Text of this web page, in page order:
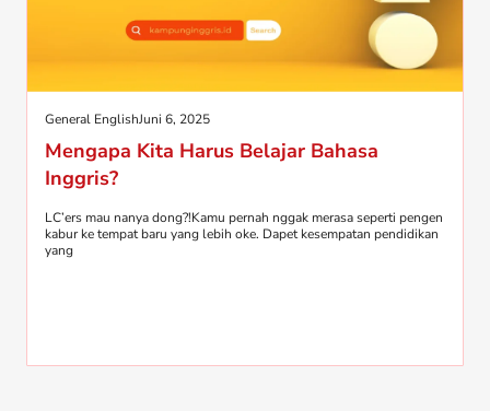
General EnglishJuni 6, 2025
Mengapa Kita Harus Belajar Bahasa
Inggris?
LC’ers mau nanya dong?!Kamu pernah nggak merasa seperti pengen
kabur ke tempat baru yang lebih oke. Dapet kesempatan pendidikan
yang